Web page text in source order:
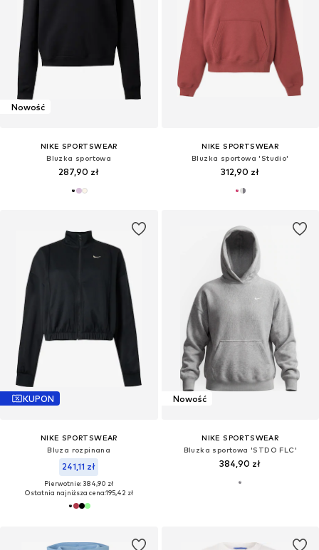
Nowość
NIKE SPORTSWEAR
Bluzka sportowa
287,90 zł
NIKE SPORTSWEAR
Bluzka sportowa 'Studio'
312,90 zł
KUPON
NIKE SPORTSWEAR
Bluza rozpinana
241,11 zł
Pierwotnie: 384,90 zł
Ostatnia najniższa cena:195,42 zł
Nowość
NIKE SPORTSWEAR
Bluzka sportowa 'STDO FLC'
384,90 zł